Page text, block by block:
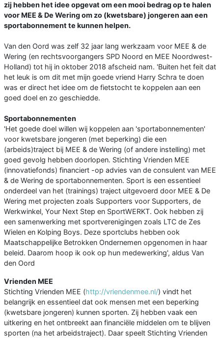
zij hebben het idee opgevat om een mooi bedrag op te halen
voor MEE & De Wering om zo (kwetsbare) jongeren aan een
sportabonnement te kunnen helpen.
Van den Oord was zelf 32 jaar lang werkzaam voor MEE & de
Wering (en rechtsvoorgangers SPD Noord en MEE Noordwest-
Holland) tot hij in oktober 2018 afscheid nam. 'Buiten het feit dat
het leuk is om dit met mijn goede vriend Harry Schra te doen
was er direct het idee om de fietstocht te koppelen aan een
goed doel en zo geschiedde.
Sportabonnementen
'Het goede doel willen wij koppelen aan 'sportabonnementen'
voor kwetsbare jongeren (met beperking) die een
(arbeids)traject bij MEE & de Wering (of andere instelling) met
goed gevolg hebben doorlopen. Stichting Vrienden MEE
(innovatiefonds) financiert -op advies van de consulent van MEE
& de Wering de sportabonnementen. Sport is een essentieel
onderdeel van het (trainings) traject uitgevoerd door MEE & De
Wering met projecten zoals Supporters voor Supporters, de
Werkwinkel, Your Next Step en SportWERKT. Ook hebben zij
een samenwerking met sportverenigingen zoals LTC de Zes
Wielen en Kolping Boys. Deze sportclubs hebben ook
Maatschappelijke Betrokken Ondernemen opgenomen in haar
beleid. Daarom hoop ik ook op hun medewerking', aldus Van
den Oord
Vrienden MEE
Stichting Vrienden MEE (http://vriendenmee.nl/) vindt het
belangrijk en essentieel dat ook mensen met een beperking
(kwetsbare jongeren) kunnen sporten. Zij hebben vaak een
uitkering en het ontbreekt aan financiële middelen om te blijven
sporten (na het arbeidstraject). Daar speelt Stichting Vrienden